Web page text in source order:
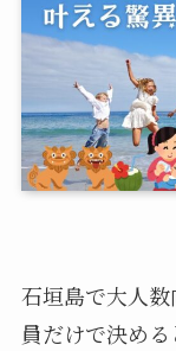
石垣島で大人
員だけで決め